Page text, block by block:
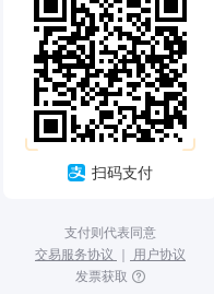
扫码支付
支付则代表同意
交易服务协议 ｜ 用户协议
发票获取